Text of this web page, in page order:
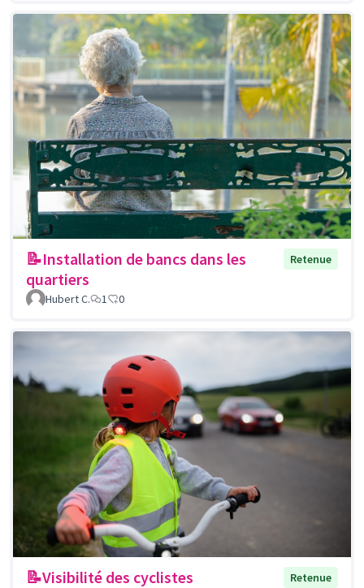
📝Installation de bancs dans les
quartiers
Retenue
Hubert C. 1 0
📝Visibilité des cyclistes
Retenue